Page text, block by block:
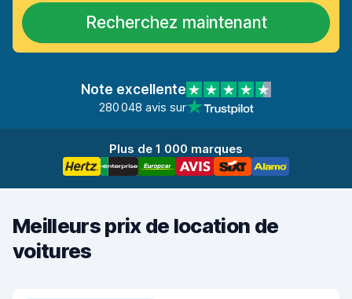
Recherchez maintenant
Note excellente
280 048 avis sur
Plus de 1 000 marques
Meilleurs prix de location de
voitures